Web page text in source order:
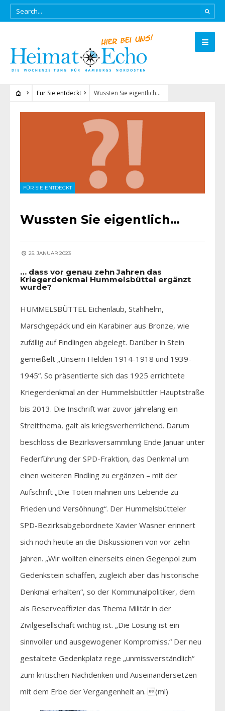
Für Sie entdeckt Wussten Sie eigentlich…
FÜR SIE ENTDECKT
Wussten Sie eigentlich…
25. JANUAR 2023
… dass vor genau zehn Jahren das
Kriegerdenkmal Hummelsbüttel ergänzt
wurde?
HUMMELSBÜTTEL Eichenlaub, Stahlhelm,
Marschgepäck und ein Karabiner aus Bronze, wie
zufällig auf Findlingen abgelegt. Darüber in Stein
gemeißelt „Unsern Helden 1914-1918 und 1939-
1945“. So präsentierte sich das 1925 errichtete
Kriegerdenkmal an der Hummelsbüttler Hauptstraße
bis 2013. Die Inschrift war zuvor jahrelang ein
Streitthema, galt als kriegsverherrlichend. Darum
beschloss die Bezirksversammlung Ende Januar unter
Federführung der SPD-Fraktion, das Denkmal um
einen weiteren Findling zu ergänzen – mit der
Aufschrift „Die Toten mahnen uns Lebende zu
Frieden und Versöhnung“. Der Hummelsbütteler
SPD-Bezirksabgebordnete Xavier Wasner erinnert
sich noch heute an die Diskussionen von vor zehn
Jahren. „Wir wollten einerseits einen Gegenpol zum
Gedenkstein schaffen, zugleich aber das historische
Denkmal erhalten“, so der Kommunalpolitiker, dem
als Reserveoffizier das Thema Militär in der
Zivilgesellschaft wichtig ist. „Die Lösung ist ein
sinnvoller und ausgewogener Kompromiss.“ Der neu
gestaltete Gedenkplatz rege „unmissverständlich“
zum kritischen Nachdenken und Auseinandersetzen
mit dem Erbe der Vergangenheit an. (ml)